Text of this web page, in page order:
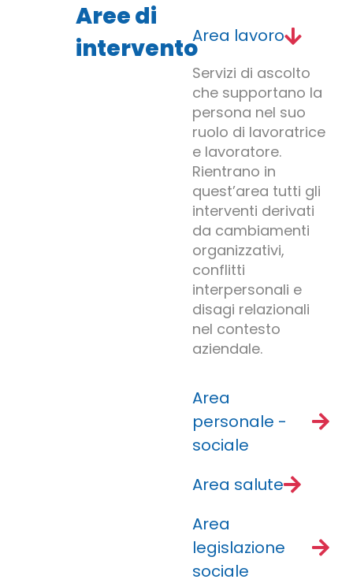
Aree di
interventoArea lavoro
Servizi di ascolto
che supportano la
persona nel suo
ruolo di lavoratrice
e lavoratore.
Rientrano in
quest’area tutti gli
interventi derivati
da cambiamenti
organizzativi,
conflitti
interpersonali e
disagi relazionali
nel contesto
aziendale.
Area
personale -
sociale
Area salute
Area
legislazione
sociale